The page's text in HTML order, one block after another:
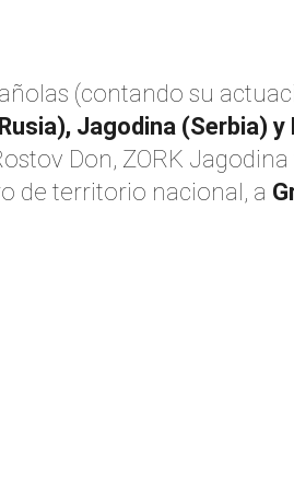
(contando su
Jagodina (Serbia) y
Don, ZORK
de territorio nacional, a